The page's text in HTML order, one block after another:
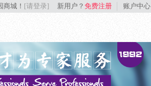
城！ [请登录] 新用户？ 免费注册 账户中心